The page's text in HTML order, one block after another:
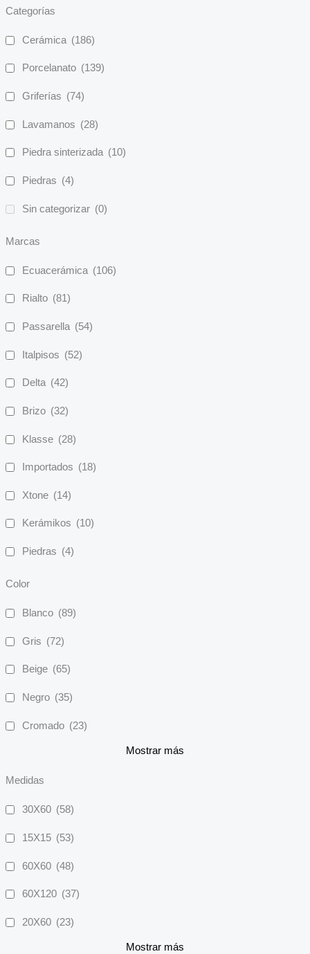
Categorías
Cerámica (186)
Porcelanato (139)
Griferías (74)
Lavamanos (28)
Piedra sinterizada (10)
Piedras (4)
Sin categorizar (0)
Marcas
Ecuacerámica (106)
Rialto (81)
Passarella (54)
Italpisos (52)
Delta (42)
Brizo (32)
Klasse (28)
Importados (18)
Xtone (14)
Kerámikos (10)
Piedras (4)
Color
Blanco (89)
Gris (72)
Beige (65)
Negro (35)
Cromado (23)
Mostrar más
Medidas
30X60 (58)
15X15 (53)
60X60 (48)
60X120 (37)
20X60 (23)
Mostrar más